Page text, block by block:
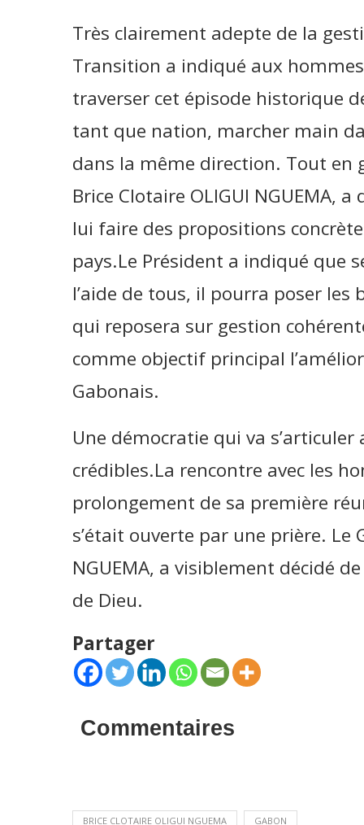
Très clairement adepte de la
Transition a indiqué aux
traverser cet épisode historique
tant que nation, marcher main
dans la même direction. Tout en
Brice Clotaire OLIGUI NGUEMA,
lui faire des propositions
pays.Le Président a indiqué que
l’aide de tous, il pourra poser les
qui reposera sur gestion
comme objectif principal
Gabonais.
Une démocratie qui va
crédibles.La rencontre avec les
prolongement de sa première
s’était ouverte par une prière. Le
NGUEMA, a visiblement décidé
de Dieu.
Partager
Commentaires
BRICE CLOTAIRE OLIGUI NGUEMA GABON